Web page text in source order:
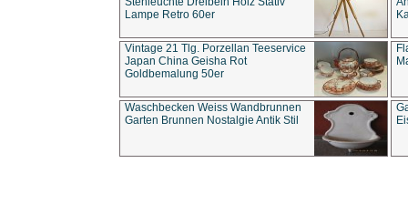
Lampe Retro 60er
Vintage 21 Tlg. Porzellan Teeservice
Japan China Geisha Rot
Goldbemalung 50er
Waschbecken Weiss Wandbrunnen
Garten Brunnen Nostalgie Antik Stil